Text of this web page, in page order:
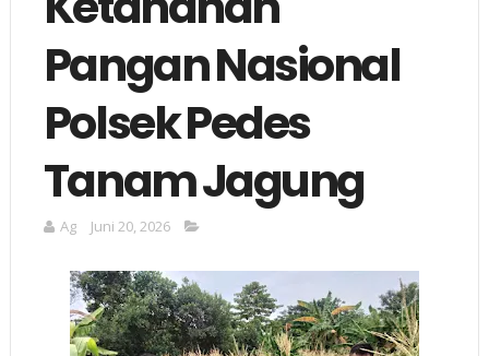
Pangan Nasional
Polsek Pedes
Tanam Jagung
Ag Juni 20, 2026